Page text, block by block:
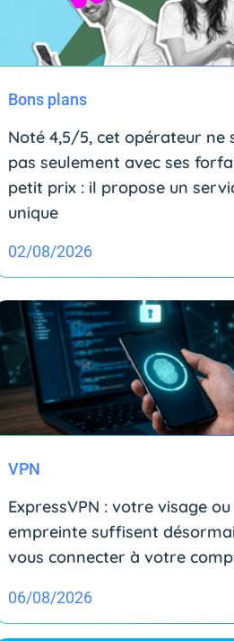
Bons plans
Noté 4,5/5, cet opérateur ne
pas seulement avec ses
petit prix : il propose un
unique
02/08/2026
VPN
ExpressVPN : votre visage
empreinte suffisent
vous connecter à votre
06/08/2026